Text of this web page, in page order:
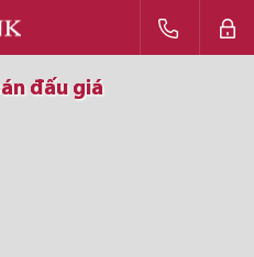
đấu giá
đấu giá
đấu giá